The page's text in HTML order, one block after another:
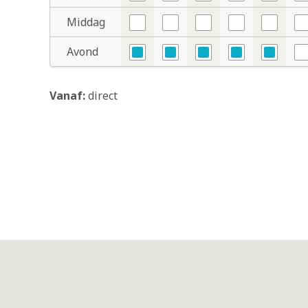
Nee
Nee Nee Nee Nee
Middag
Nee
Nee Nee Nee Nee
Avond
Ja
Ja Ja Ja Ja
Vanaf:direct